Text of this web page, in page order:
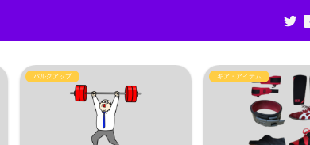
バルクアップ ギア・アイテム